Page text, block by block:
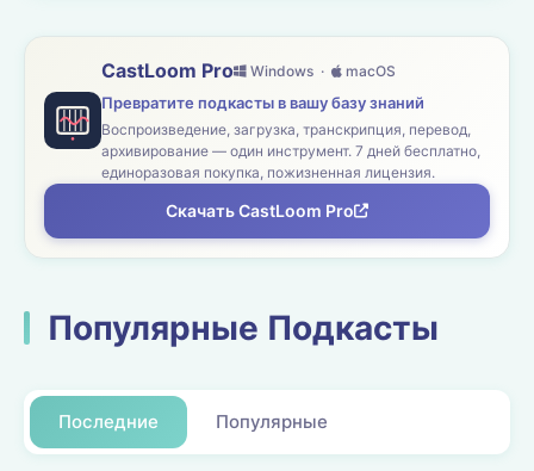
CastLoom Pro Windows · macOS
Превратите подкасты в вашу базу знаний
Воспроизведение, загрузка, транскрипция, перевод,
архивирование — один инструмент. 7 дней бесплатно,
единоразовая покупка, пожизненная лицензия.
Скачать CastLoom Pro
Популярные Подкасты
Последние Популярные